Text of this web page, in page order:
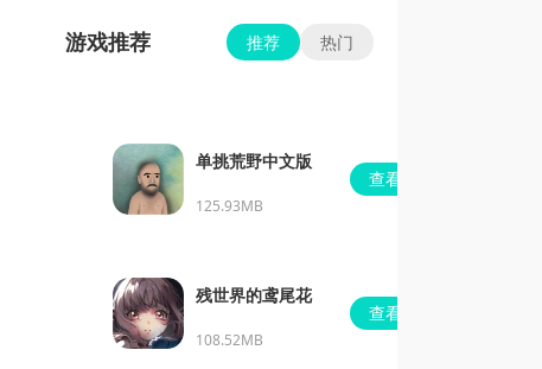
游戏推荐 推荐 热门
单挑荒野中文版
125.93MB
查看
残世界的鸢尾花
108.52MB
查看